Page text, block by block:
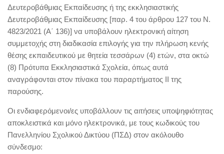
Δευτεροβάθμιας Εκπαίδευσης ή της εκκλησιαστικής
Δευτεροβάθμιας Εκπαίδευσης [παρ. 4 του άρθρου 127 του Ν.
4823/2021 (Α΄ 136)] να υποβάλουν ηλεκτρονική αίτηση
συμμετοχής στη διαδικασία επιλογής για την πλήρωση κενής
θέσης εκπαιδευτικού με θητεία τεσσάρων (4) ετών, στα οκτώ
(8) Πρότυπα Εκκλησιαστικά Σχολεία, όπως αυτά
αναγράφονται στον πίνακα του παραρτήματος ΙΙ της
παρούσης.
Οι ενδιαφερόμενοι/ες υποβάλλουν τις αιτήσεις υποψηφιότητας
αποκλειστικά και μόνο ηλεκτρονικά, με τους κωδικούς του
Πανελληνίου Σχολικού Δικτύου (ΠΣΔ) στον ακόλουθο
σύνδεσμο: